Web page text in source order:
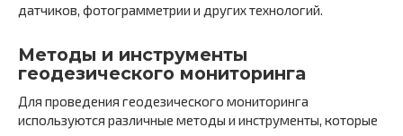
датчиков, фотограмметрии и других технологий.
Методы и инструменты
геодезического мониторинга
Для проведения геодезического мониторинга
используются различные методы и инструменты, которые